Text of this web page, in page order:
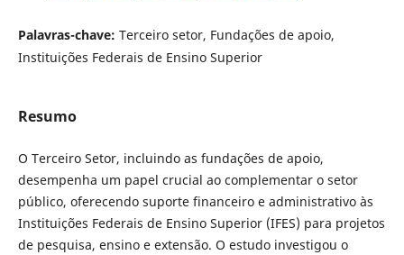
Palavras-chave: Terceiro setor, Fundações de apoio,
Instituições Federais de Ensino Superior
Resumo
O Terceiro Setor, incluindo as fundações de apoio,
desempenha um papel crucial ao complementar o setor
público, oferecendo suporte financeiro e administrativo às
Instituições Federais de Ensino Superior (IFES) para projetos
de pesquisa, ensino e extensão. O estudo investigou o